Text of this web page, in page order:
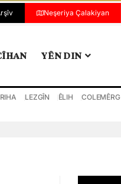
Neşeriya Çalakiyan
YÊN DIN
RIHA LEZGÎN ÊLIH COLEMÊRG